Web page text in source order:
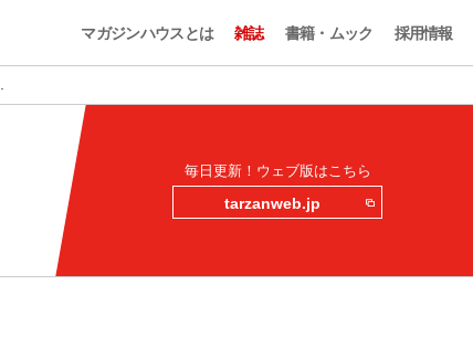
マガジンハウスとは 雑誌 書籍・ムック 採用情報
毎日更新！ウェブ版はこちら
tarzanweb.jp